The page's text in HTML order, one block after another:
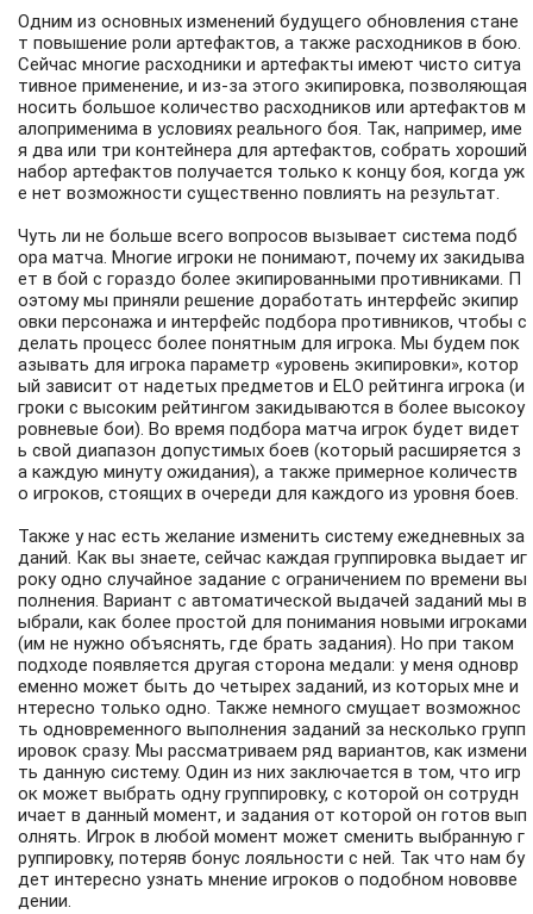
Одним из основных изменений будущего обновления стане
т повышение роли артефактов, а также расходников в бою.
Сейчас многие расходники и артефакты имеют чисто ситуа
тивное применение, и из-за этого экипировка, позволяющая
носить большое количество расходников или артефактов м
алоприменима в условиях реального боя. Так, например, име
я два или три контейнера для артефактов, собрать хороший
набор артефактов получается только к концу боя, когда уж
е нет возможности существенно повлиять на результат.
Чуть ли не больше всего вопросов вызывает система подб
ора матча. Многие игроки не понимают, почему их закидыва
ет в бой с гораздо более экипированными противниками. П
оэтому мы приняли решение доработать интерфейс экипир
овки персонажа и интерфейс подбора противников, чтобы с
делать процесс более понятным для игрока. Мы будем пок
азывать для игрока параметр «уровень экипировки», котор
ый зависит от надетых предметов и ELO рейтинга игрока (и
гроки с высоким рейтингом закидываются в более высокоу
ровневые бои). Во время подбора матча игрок будет видет
ь свой диапазон допустимых боев (который расширяется з
а каждую минуту ожидания), а также примерное количеств
о игроков, стоящих в очереди для каждого из уровня боев.
Также у нас есть желание изменить систему ежедневных за
даний. Как вы знаете, сейчас каждая группировка выдает иг
року одно случайное задание с ограничением по времени вы
полнения. Вариант с автоматической выдачей заданий мы в
ыбрали, как более простой для понимания новыми игроками
(им не нужно объяснять, где брать задания). Но при таком
подходе появляется другая сторона медали: у меня одновр
еменно может быть до четырех заданий, из которых мне и
нтересно только одно. Также немного смущает возможнос
ть одновременного выполнения заданий за несколько групп
ировок сразу. Мы рассматриваем ряд вариантов, как измени
ть данную систему. Один из них заключается в том, что игр
ок может выбрать одну группировку, с которой он сотрудн
ичает в данный момент, и задания от которой он готов вып
олнять. Игрок в любой момент может сменить выбранную г
руппировку, потеряв бонус лояльности с ней. Так что нам бу
дет интересно узнать мнение игроков о подобном нововве
дении.